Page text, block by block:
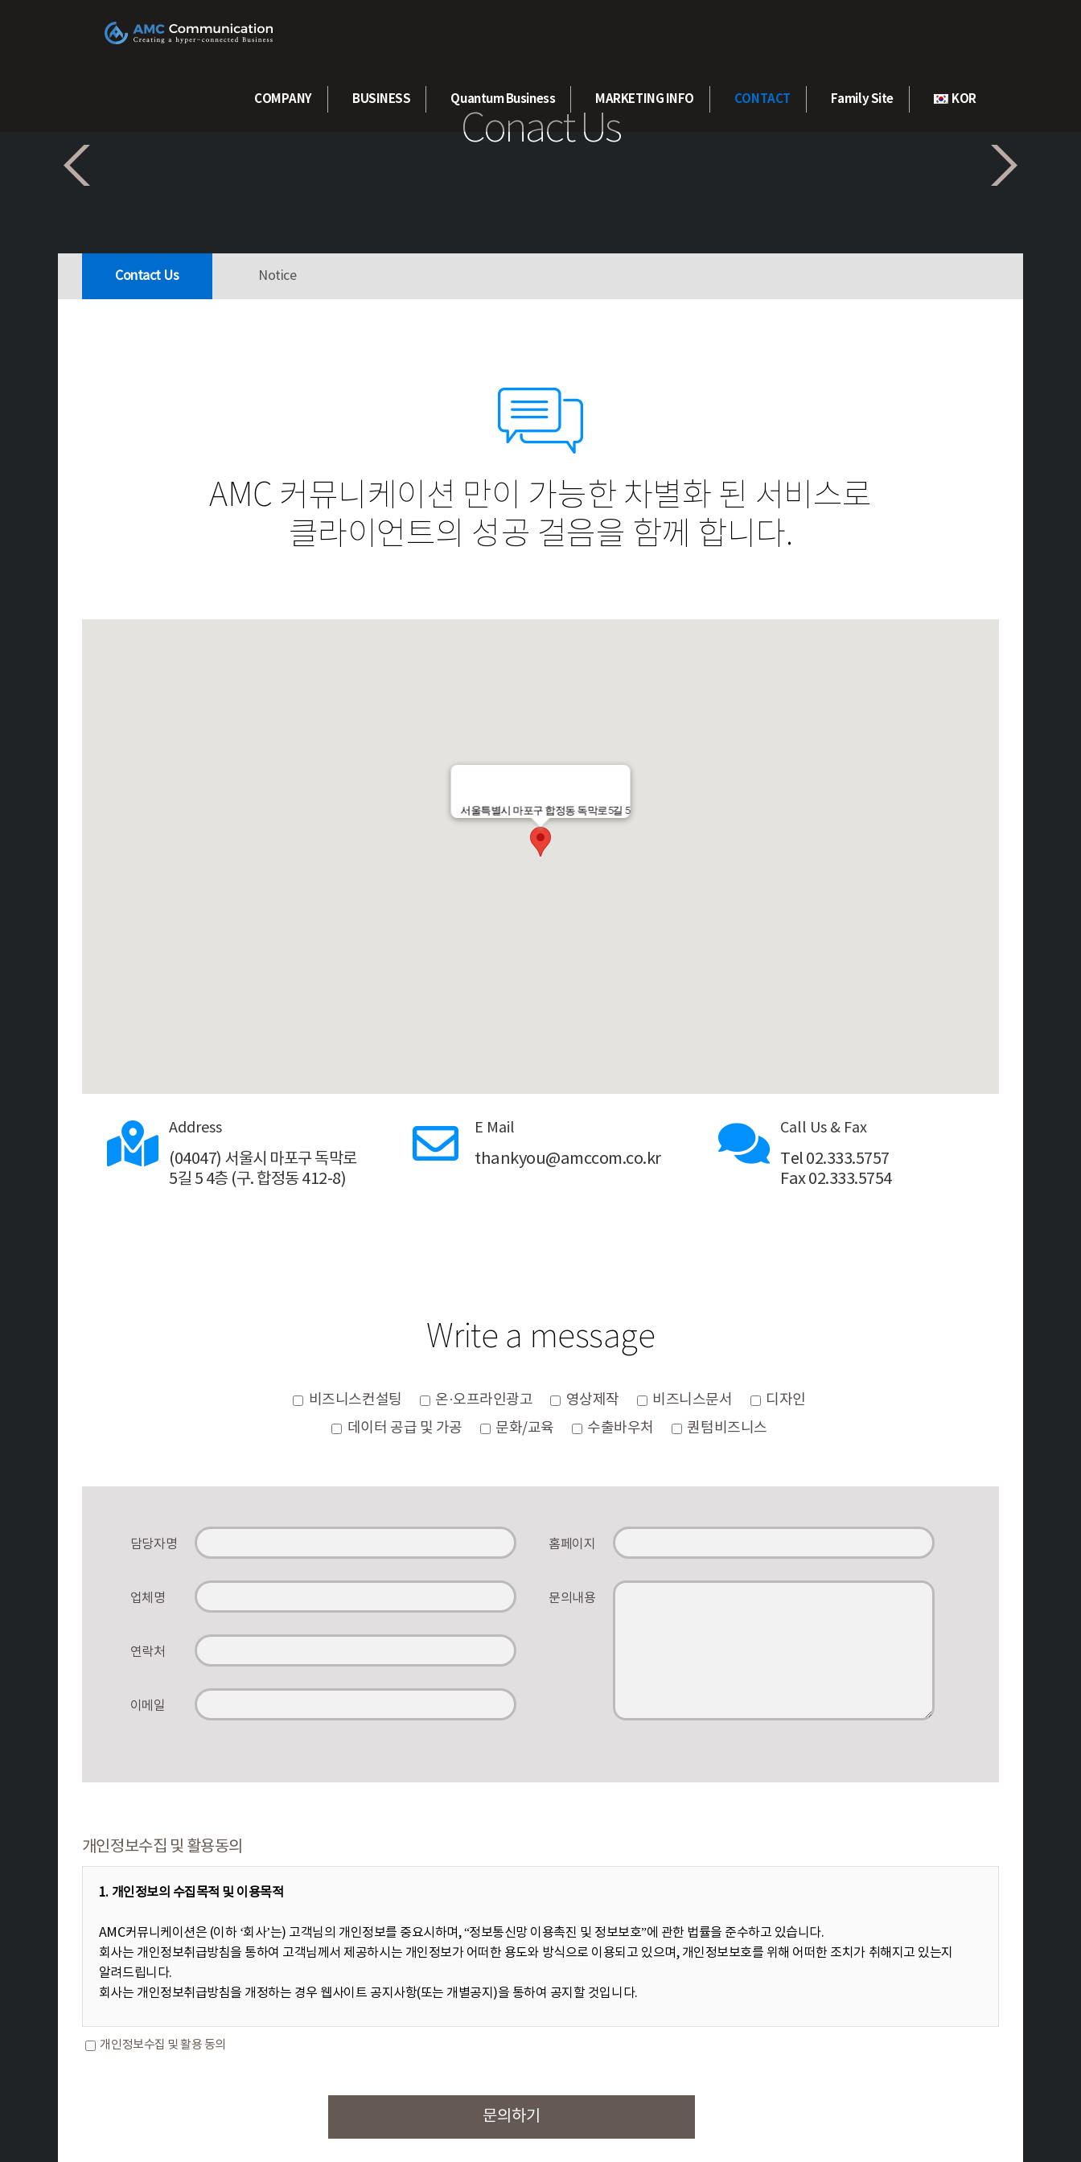
COMPANY BUSINESS Quantum Business MARKETING INFO CONTACT Family Site KOR
Conact Us
Contact Us Notice
AMC 커뮤니케이션 만이 가능한 차별화 된 서비스로
클라이언트의 성공 걸음을 함께 합니다.
서울특별시 마포구 합정동 독막로5길 5
Address
(04047) 서울시 마포구 독막로
5길 5 4층 (구. 합정동 412-8)
E Mail
thankyou@amccom.co.kr
Call Us & Fax
Tel 02.333.5757
Fax 02.333.5754
Write a message
비즈니스컨설팅 온·오프라인광고 영상제작 비즈니스문서
디자인
데이터 공급 및 가공
문화/교육 수출바우처 퀀텀비즈니스
담당자명
업체명
연락처
이메일
홈페이지
문의내용
개인정보수집 및 활용동의
1. 개인정보의 수집목적 및 이용목적
AMC커뮤니케이션은 (이하 ‘회사’는) 고객님의 개인정보를 중요시하며, “정보통신망 이용촉진 및 정보보호”에 관한 법률을 준수하고 있습니다.
회사는 개인정보취급방침을 통하여 고객님께서 제공하시는 개인정보가 어떠한 용도와 방식으로 이용되고 있으며, 개인정보보호를 위해 어떠한 조치가 취해지고 있는지
알려드립니다.
회사는 개인정보취급방침을 개정하는 경우 웹사이트 공지사항(또는 개별공지)을 통하여 공지할 것입니다.
■ 수집하는 개인정보 항목
회사는 회원가입, 상담, 서비스 신청 등등을 위해 아래와 같은 개인정보를 수집하고 있습니다.
개인정보수집 및 활용 동의